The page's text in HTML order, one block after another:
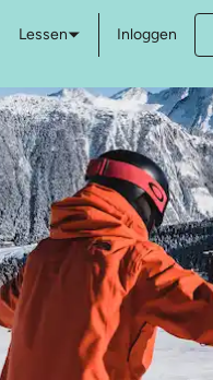
Lessen Inloggen